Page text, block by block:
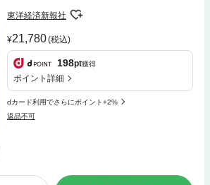
東洋経済新報社
21,780(税込)
198pt獲得
ポイント詳細
dカード利用でさらにポイント+2%
返品不可